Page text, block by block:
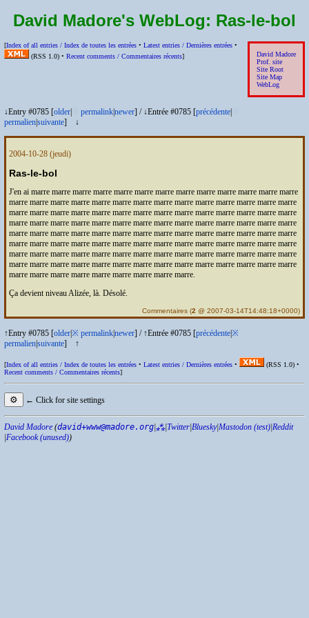
David Madore's WebLog: Ras-le-bol
David Madore
Prof. site
Site Root
Site Map
WebLog
[Index of all entries / Index de toutes les entrées • Latest entries / Dernières entrées •
(RSS 1.0) • Recent comments / Commentaires récents]
↓Entry #0785 [older permalinknewer] / ↓Entrée #0785 [précédente
permaliensuivante] ↓
2004-10-28(jeudi)
Ras-le-bol
J'en ai marre marre marre marre marre marre marre marre marre marre marre marre marre
marre marre marre marre marre marre marre marre marre marre marre marre marre marre
marre marre marre marre marre marre marre marre marre marre marre marre marre marre
marre marre marre marre marre marre marre marre marre marre marre marre marre marre
marre marre marre marre marre marre marre marre marre marre marre marre marre marre
marre marre marre marre marre marre marre marre marre marre marre marre marre marre
marre marre marre marre marre marre marre marre marre marre marre marre marre marre
marre marre marre marre marre marre marre marre marre marre marre marre marre marre
marre marre marre marre marre marre marre marre marre.
Ça devient niveau Alizée, là. Désolé.
Commentaires (2 @ 2007-03-14T14:48:18+0000)
↑Entry #0785 [older※ permalinknewer] / ↑Entrée #0785 [précédente※
permaliensuivante] ↑
[Index of all entries / Index de toutes les entrées • Latest entries / Dernières entrées • (RSS 1.0) •
Recent comments / Commentaires récents]
⚙ ← Click for site settings
David Madore (david+www@madore.org ⁂|Twitter Bluesky|Mastodon (test) Reddit
Facebook (unused))